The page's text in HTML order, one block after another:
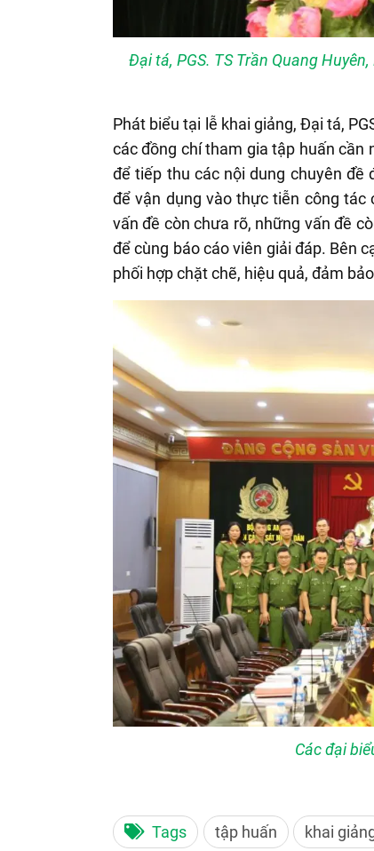
Đại tá, PGS. TS Trần Quang
Phát biểu tại lễ khai giảng, Đại tá,
các đồng chí tham gia tập huấn cần
để tiếp thu các nội dung chuyên đề
để vận dụng vào thực tiễn công tác
vấn đề còn chưa rõ, những vấn đề
để cùng báo cáo viên giải đáp. Bên
phối hợp chặt chẽ, hiệu quả, đảm
Các đại
Tags tập huấn khai